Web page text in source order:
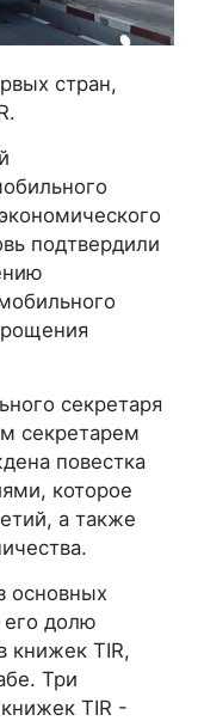
стран,
подтвердили
секретаря
секретарем
повестка
которое
а также
основных
его долю
книжек TIR,
Три
TIR -